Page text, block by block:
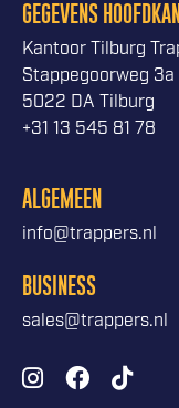
GEGEVENS
Kantoor Tilburg
Stappegoorweg 3a
5022 DA Tilburg
+31 13 545 81 78
ALGEMEEN
info@trappers.nl
BUSINESS
sales@trappers.nl